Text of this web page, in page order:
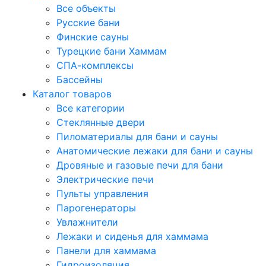
Все объекты
Русские бани
Финские сауны
Турецкие бани Хаммам
СПА-комплексы
Бассейны
Каталог товаров
Все категории
Стеклянные двери
Пиломатериалы для бани и сауны
Анатомические лежаки для бани и сауны
Дровяные и газовые печи для бани
Электрические печи
Пульты управления
Парогенераторы
Увлажнители
Лежаки и сиденья для хаммама
Панели для хаммама